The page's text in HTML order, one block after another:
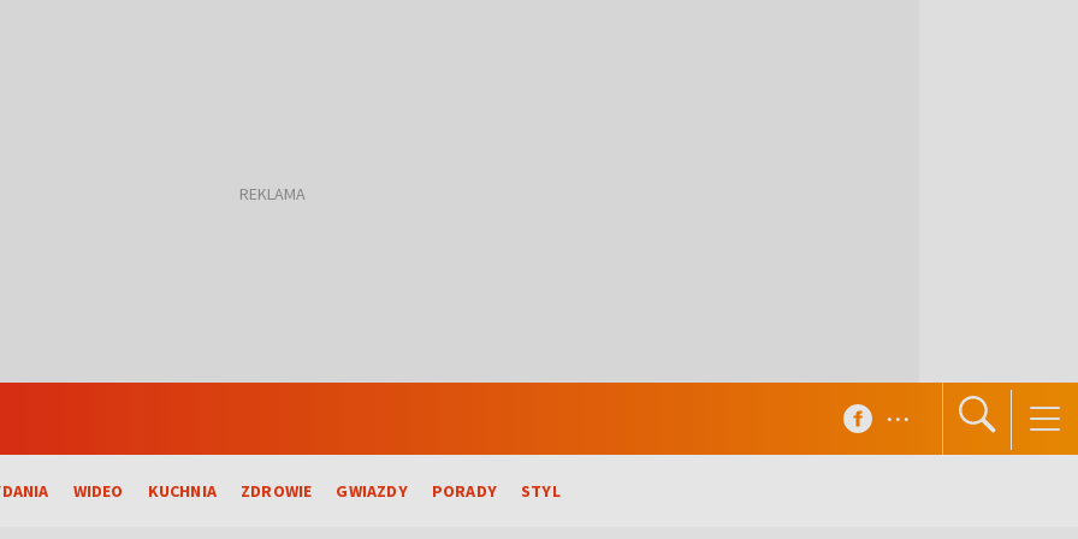
WIDEO KUCHNIA ZDROWIE GWIAZDY PORADY STYL
...